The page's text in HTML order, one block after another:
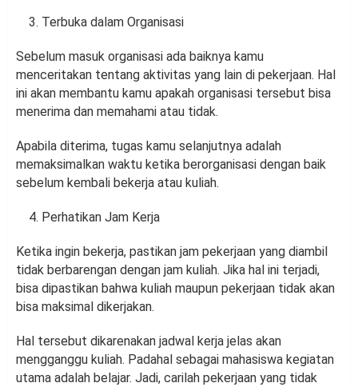
Terbuka dalam Organisasi
Sebelum masuk organisasi ada baiknya kamu
menceritakan tentang aktivitas yang lain di pekerjaan. Hal
ini akan membantu kamu apakah organisasi tersebut bisa
menerima dan memahami atau tidak.
Apabila diterima, tugas kamu selanjutnya adalah
memaksimalkan waktu ketika berorganisasi dengan baik
sebelum kembali bekerja atau kuliah.
Perhatikan Jam Kerja
Ketika ingin bekerja, pastikan jam pekerjaan yang diambil
tidak berbarengan dengan jam kuliah. Jika hal ini terjadi,
bisa dipastikan bahwa kuliah maupun pekerjaan tidak akan
bisa maksimal dikerjakan.
Hal tersebut dikarenakan jadwal kerja jelas akan
mengganggu kuliah. Padahal sebagai mahasiswa kegiatan
utama adalah belajar. Jadi, carilah pekerjaan yang tidak